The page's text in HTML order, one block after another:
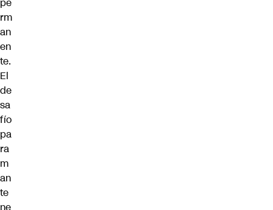
rm
an
en
te.
El
de
sa
fío
pa
ra
m
an
te
ne